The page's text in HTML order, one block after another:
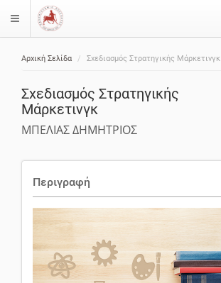
$langMenu
Αρχική Σελίδα Σχεδιασμός Στρατηγικής Μάρκετινγκ
Σχεδιασμός Στρατηγικής
Μάρκετινγκ
ΜΠΕΛΙΑΣ ΔΗΜΗΤΡΙΟΣ
Περιγραφή